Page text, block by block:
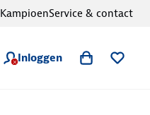
Inloggen
KampioenService & contact